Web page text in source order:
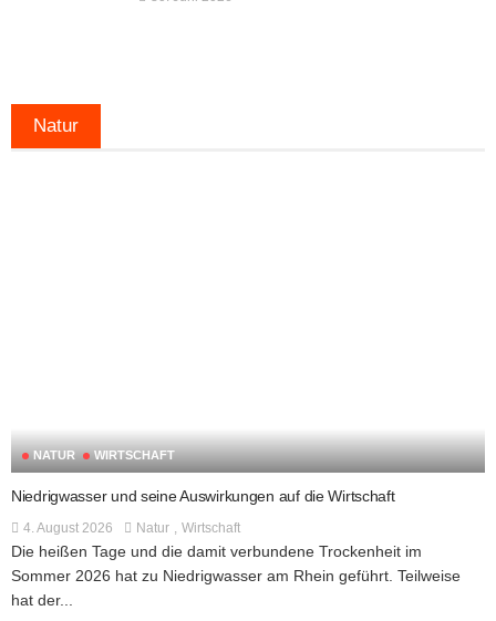
Natur
NATUR WIRTSCHAFT
Niedrigwasser und seine Auswirkungen auf die Wirtschaft
4. August 2026 Natur Wirtschaft
Die heißen Tage und die damit verbundene Trockenheit im
Sommer 2026 hat zu Niedrigwasser am Rhein geführt. Teilweise
hat der...